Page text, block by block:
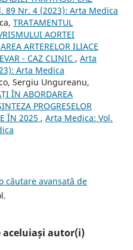
89 Nr. 4 (2023): Arta Medica
TRATAMENTUL
AORTEI
ARTERELOR ILIACE
- CAZ CLINIC , Arta
Arta Medica
Sergiu Ungureanu,
ÎN ABORDAREA
PROGRESELOR
ÎN 2025 , Arta Medica: Vol.
căutare avansată de
aceluiași autor(i)